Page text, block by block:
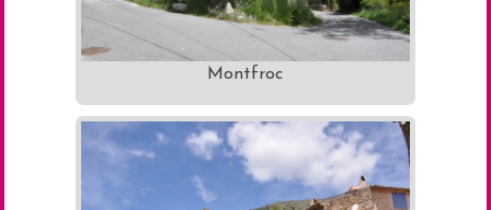
Montfroc